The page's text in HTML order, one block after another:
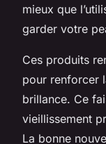
mieux que
garder votre
Ces produits
pour renforcer
brillance. Ce
vieillissement
La bonne